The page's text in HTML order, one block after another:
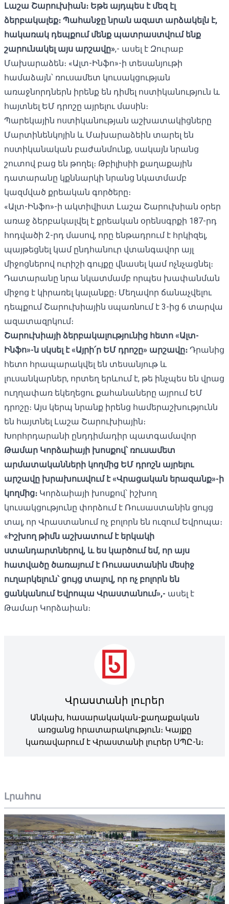
Լրահոս
Լաշա Շարուխիան։ Եթե այդպես է մեզ էլ
ձերբակալեք։ Պահանջը նրան ազատ արձակելն է,
հակառակ դեպքում մենք պատրաստվում ենք
շարունակել այս արշավը»,- ասել է Զուրաբ
Մախարաձեն։ «Ալտ-Ինֆո»-ի տեսանյութի
համաձայն՝ ռուսամետ կուսակցության
առաջնորդներն իրենք են դիմել ոստիկանություն և
հայտնել ԵՄ դրոշը այրելու մասին։
Պարեկային ոստիկանության աշխատակիցները
Մարտինենկոյին և Մախարաձեին տարել են
ոստիկանական բաժանմունք, սակայն նրանց
շուտով բաց են թողել։ Թբիլիսիի քաղաքային
դատարանը կքննարկի նրանց նկատմամբ
կազմված քրեական գործերը։
«Ալտ-Ինֆո»-ի ակտիվիստ Լաշա Շարուխիան օրեր
առաջ ձերբակալվել է քրեական օրենսգրքի 187-րդ
հոդվածի 2-րդ մասով, որը ենթադրում է հրկիզել,
պայթեցնել կամ ընդհանուր վտանգավոր այլ
միջոցներով ուրիշի գույքը վնասել կամ ոչնչացնել։
Դատարանը նրա նկատմամբ որպես խափանման
միջոց է կիրառել կալանքը։ Մեղավոր ճանաչվելու
դեպքում Շարուխիային սպառնում է 3-ից 6 տարվա
ազատազրկում։
Շարուխիայի ձերբակալությունից հետո «Ալտ-
Ինֆո»-ն սկսել է «Այրի՛ր ԵՄ դրոշը» արշավը։ Դրանից
հետո հրապարակվել են տեսանյութ և
լուսանկարներ, որտեղ երևում է, թե ինչպես են վրաց
ուղղափառ եկեղեցու քահանաները այրում ԵՄ
դրոշը։ Այս կերպ նրանք իրենց համերաշխությունն
են հայտնել Լաշա Շարուխիային։
Խորհրդարանի ընդդիմադիր պատգամավոր
Թամար Կորձաիայի խոսքով՝ ռուսամետ
արմատականների կողմից ԵՄ դրոշն այրելու
արշավը խրախուսվում է «Վրացական երազանք»-ի
կողմից։ Կորձաիայի խոսքով՝ իշխող
կուսակցությունը փորձում է Ռուսաստանին ցույց
տալ, որ Վրաստանում ոչ բոլորն են ուզում Եվրոպա։
«Իշխող թիմն աշխատում է երկակի
ստանդարտներով, և ես կարծում եմ, որ այս
հատվածը ծառայում է Ռուսաստանին մեսիջ
ուղարկելուն՝ ցույց տալով, որ ոչ բոլորն են
ցանկանում Եվրոպա Վրաստանում»,- ասել է
Թամար Կորձաիան։
Վրաստանի լուրեր
Անկախ, հասարակական-քաղաքական
առցանց հրատարակություն։ Կայքը
կառավարում է Վրաստանի լուրեր ՍՊԸ-ն։